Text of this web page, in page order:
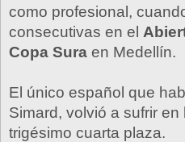
como profesional,
consecutivas en el
Copa Sura en Medellín.
El único español que
Simard, volvió a sufrir
trigésimo cuarta plaza.